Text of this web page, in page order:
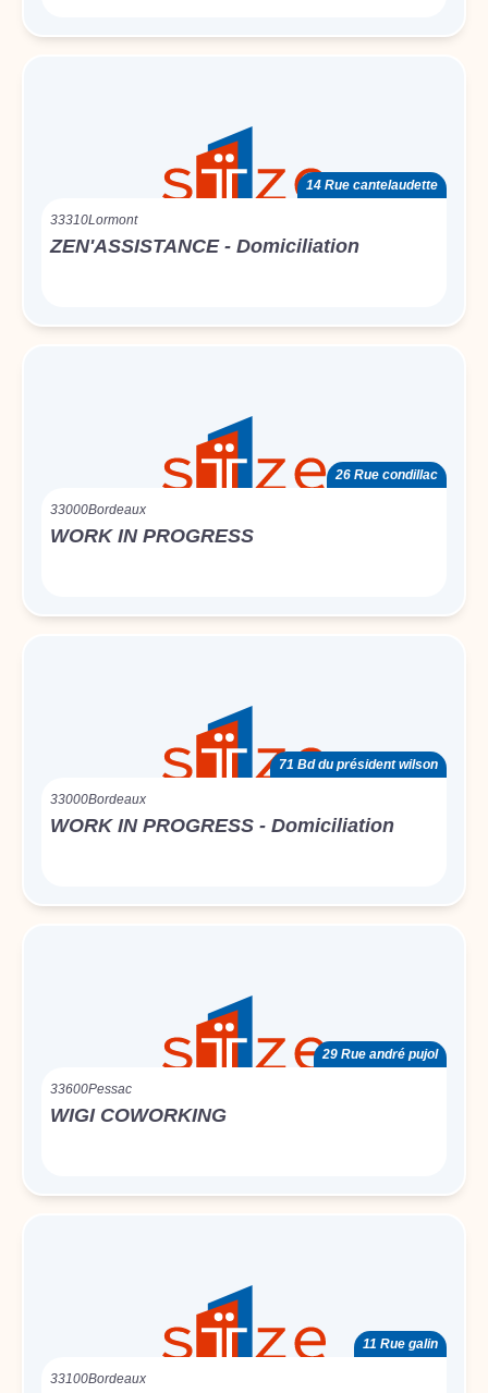
14 Rue cantelaudette
33310Lormont
ZEN'ASSISTANCE - Domiciliation
26 Rue condillac
33000Bordeaux
WORK IN PROGRESS
71 Bd du président wilson
33000Bordeaux
WORK IN PROGRESS - Domiciliation
29 Rue andré pujol
33600Pessac
WIGI COWORKING
11 Rue galin
33100Bordeaux